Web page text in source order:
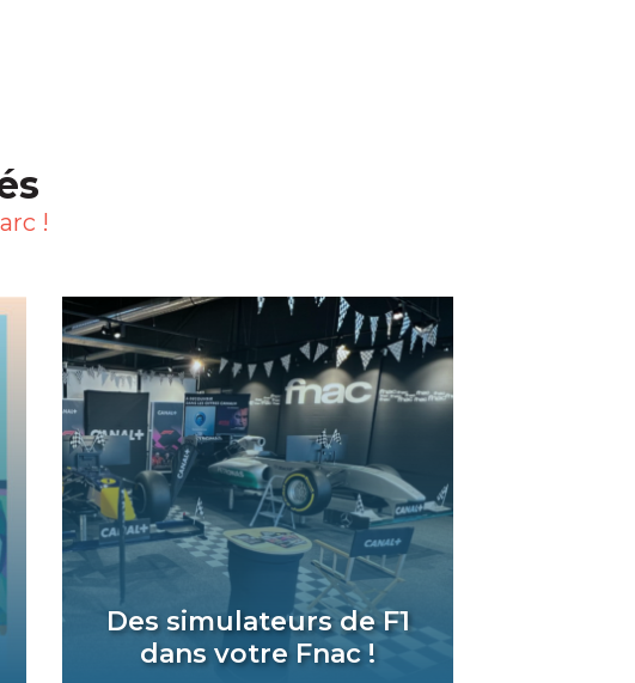
!
Des simulateurs de F1
dans votre Fnac !